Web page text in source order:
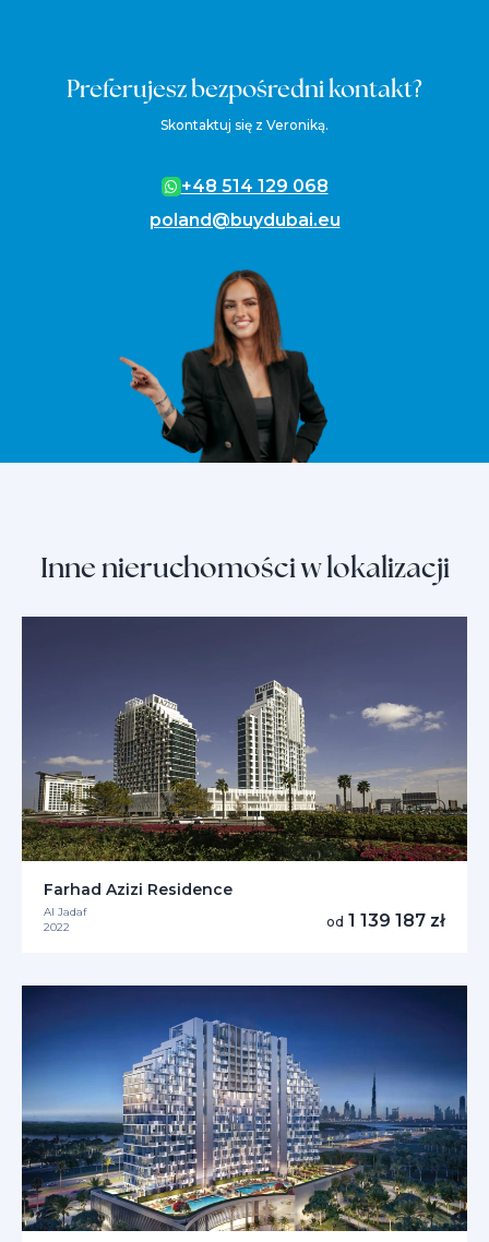
Preferujesz bezpośredni kontakt?
Skontaktuj się z Veroniką.
+48 514 129 068
poland@buydubai.eu
Inne nieruchomości w lokalizacji
Farhad Azizi Residence
Al Jadaf
2022
od 1 139 187 zł